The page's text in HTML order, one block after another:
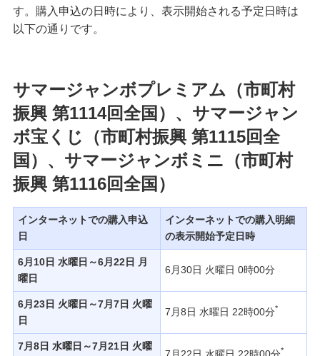
発売スケジュール
みずほ銀行について
す。購入申込の日時により、表示開始される予定日時は
以下の通りです。
サマージャンボプレミアム（市町村
振興 第1114回全国）、サマージャン
ボ宝くじ（市町村振興 第1115回全
国）、サマージャンボミニ（市町村
振興 第1116回全国）
インターネットでの購入申込
日
インターネットでの購入明細
の表示開始予定日時
6月10日 水曜日～6月22日 月
曜日
6月30日 火曜日 0時00分
6月23日 火曜日～7月7日 火曜
日
7月8日 水曜日 22時00分*
7月8日 水曜日～7月21日 火曜
*